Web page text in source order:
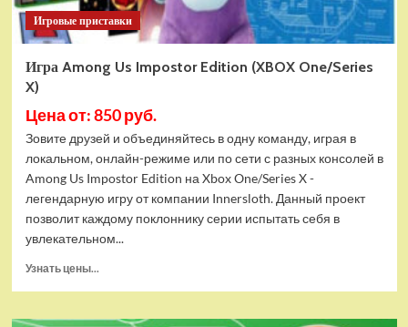
Игровые приставки
Игра Among Us Impostor Edition (XBOX One/Series
X)
Цена от: 850 руб.
Зовите друзей и объединяйтесь в одну команду, играя в
локальном, онлайн-режиме или по сети с разных консолей в
Among Us Impostor Edition на Xbox One/Series X -
легендарную игру от компании Innersloth. Данный проект
позволит каждому поклоннику серии испытать себя в
увлекательном...
Узнать цены...
Игра